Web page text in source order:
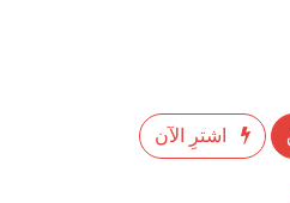
اشترِ الآن